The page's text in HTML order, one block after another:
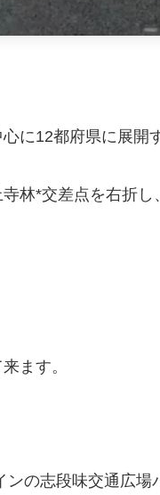
に12都府県に展開
林*交差点を右折し
ます。
の志段味交通広